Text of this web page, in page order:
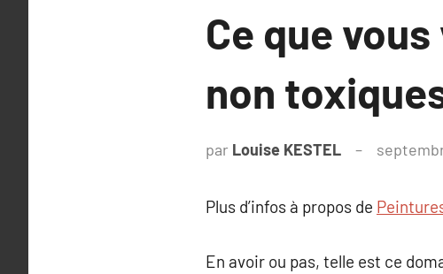
Ce que
non
par Louise KESTEL
Plus d’infos à propos de
En avoir ou pas, telle est ce